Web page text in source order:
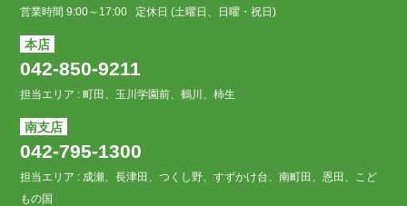
営業時間 9:00～17:00 定休日 (土曜日、日曜・祝日)
本店
042-850-9211
担当エリア : 町田、玉川学園前、鶴川、柿生
南支店
042-795-1300
担当エリア : 成瀬、長津田、つくし野、すずかけ台、南町田、恩田、こど
もの国